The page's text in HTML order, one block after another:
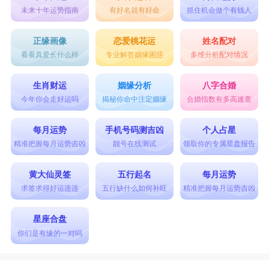
未来十年运势指南 有好名就有好命 抓住机会做个有钱人
正缘画像
看看真爱长什么样
恋爱桃花运
专业解答姻缘困惑
姓名配对
多维分析配对情况
生肖财运
今年你会走好运吗
姻缘分析
揭秘你命中注定姻缘
八字合婚
合婚指数有多高速查
每月运势
精准把握每月运势吉凶
手机号码测吉凶
靓号在线测试
个人占星
领取你的专属星盘报告
黄大仙灵签
求签求得好运连连
五行起名
五行缺什么如何补旺
每月运势
精准把握每月运势吉凶
星座合盘
你们是有缘的一对吗